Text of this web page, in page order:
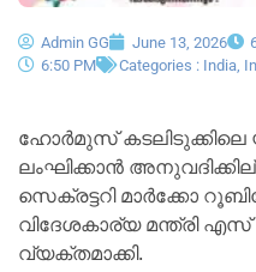
Admin GG June 13, 2026
6:50 PM
Categories : India
ഹോർമുസ്
ലംഘിക്കാൻ
സെക്രട്ടറി മാർക്കോ
വിദേശകാര്യ മന്ത്രി
വ്യക്തമാക്കി.